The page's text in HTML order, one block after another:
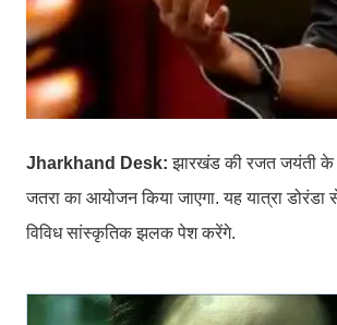
Jharkhand Desk:झारखंड की रजत जयंती के
जतरा का आयोजन किया जाएगा. यह यात्रा
विविध सांस्कृतिक झलक पेश करेंगे.